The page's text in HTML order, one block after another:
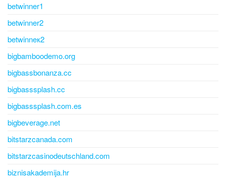
betwinner1
betwinner2
betwinneк2
bigbamboodemo.org
bigbassbonanza.cc
bigbasssplash.cc
bigbasssplash.com.es
bigbeverage.net
bitstarzcanada.com
bitstarzcasinodeutschland.com
biznisakademija.hr